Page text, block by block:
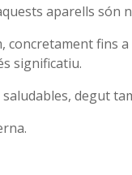
aparells són
concretament fins
significatiu.
degut